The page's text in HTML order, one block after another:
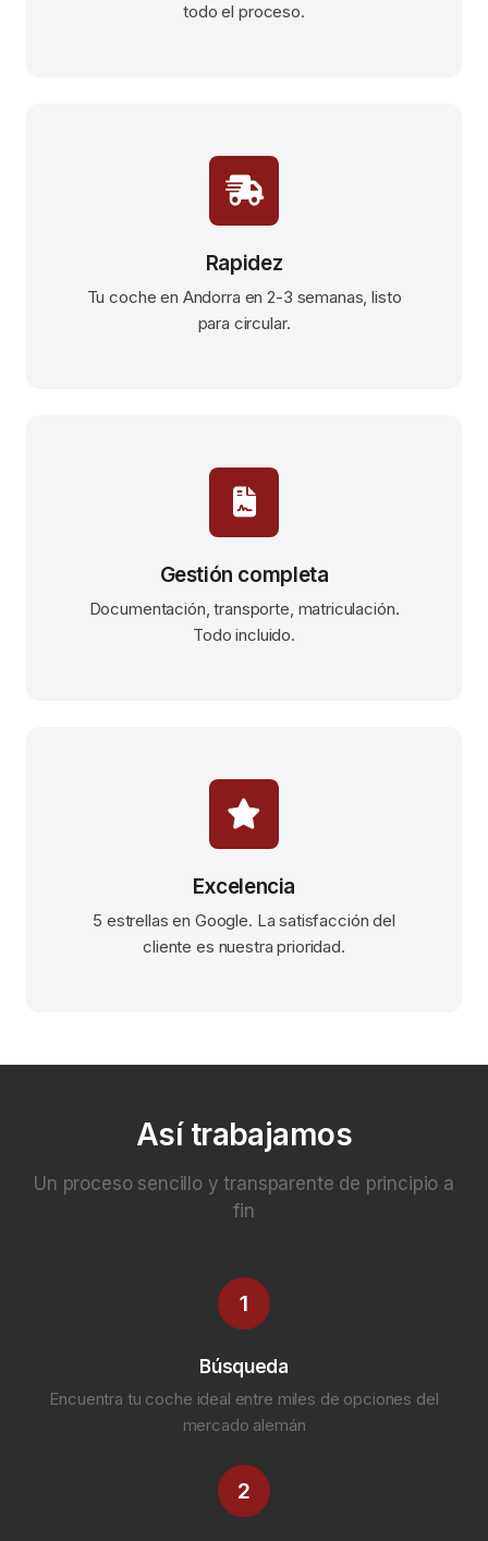
todo el proceso.
Rapidez
Tu coche en Andorra en 2-3 semanas, listo
para circular.
Gestión completa
Documentación, transporte, matriculación.
Todo incluido.
Excelencia
5 estrellas en Google. La satisfacción del
cliente es nuestra prioridad.
Así trabajamos
Un proceso sencillo y transparente de principio a
fin
1
Búsqueda
Encuentra tu coche ideal entre miles de opciones del
mercado alemán
2